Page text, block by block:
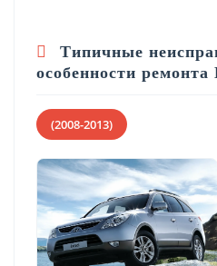
Типичные
особенности
(2008-2013)